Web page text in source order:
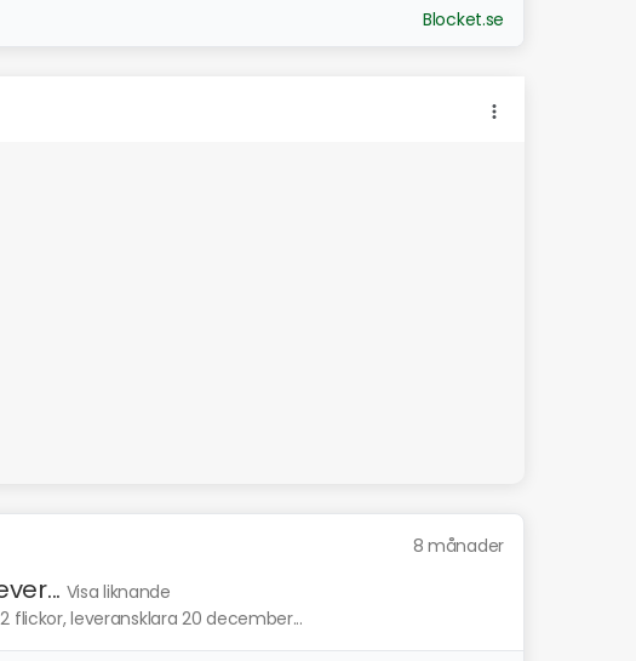
Blocket.se
8 månader
Visa liknande
flickor, leveransklara 20 december...